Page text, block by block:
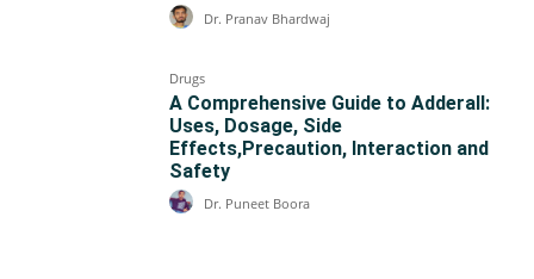
Dr. Pranav Bhardwaj
Drugs
A Comprehensive Guide to Adderall:
Uses, Dosage, Side
Effects,Precaution, Interaction and
Safety
Dr. Puneet Boora